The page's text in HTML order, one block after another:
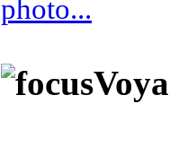
photo...